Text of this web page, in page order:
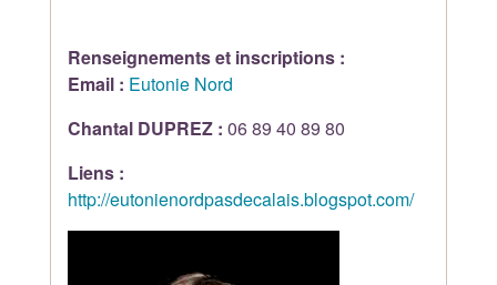
Renseignements et inscriptions :
Email : Eutonie Nord
Chantal DUPREZ : 06 89 40 89 80
Liens :
http://eutonienordpasdecalais.blogspot.com/